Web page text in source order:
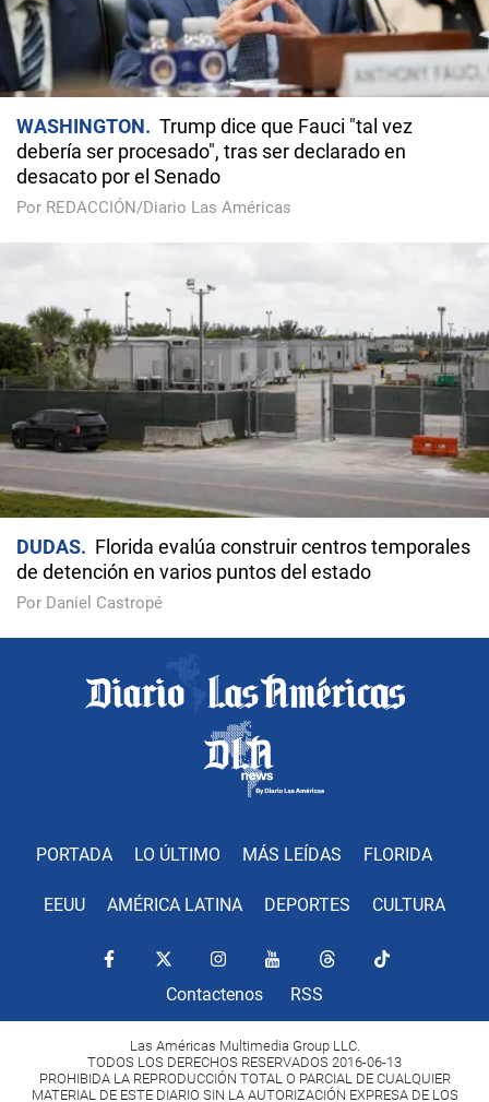
WASHINGTON
Trump dice que Fauci "tal vez
debería ser procesado", tras ser declarado en
desacato por el Senado
Por REDACCIÓN/Diario Las Américas
DUDAS
Florida evalúa construir centros temporales
de detención en varios puntos del estado
Por Daniel Castropé
PORTADA LO ÚLTIMO MÁS LEÍDAS FLORIDA
EEUU AMÉRICA LATINA DEPORTES CULTURA
Contactenos RSS
Las Américas Multimedia Group LLC.
TODOS LOS DERECHOS RESERVADOS 2016-06-13
PROHIBIDA LA REPRODUCCIÓN TOTAL O PARCIAL DE CUALQUIER
MATERIAL DE ESTE DIARIO SIN LA AUTORIZACIÓN EXPRESA DE LOS